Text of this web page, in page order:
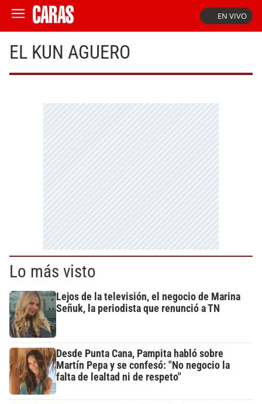
EN VIVO
EL KUN AGUERO
Lo más visto
Lejos de la televisión, el negocio de Marina
Señuk, la periodista que renunció a TN
Desde Punta Cana, Pampita habló sobre
Martín Pepa y se confesó: "No negocio la
falta de lealtad ni de respeto"